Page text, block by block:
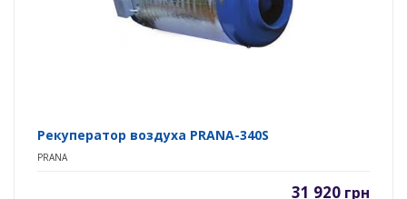
Рекуператор воздуха PRANA-340S
PRANA
31 920 грн